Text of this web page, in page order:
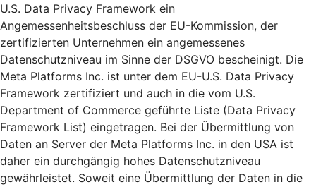
U.S. Data Privacy Framework ein
Angemessenheitsbeschluss der EU-Kommission, der
zertifizierten Unternehmen ein angemessenes
Datenschutzniveau im Sinne der DSGVO bescheinigt. Die
Meta Platforms Inc. ist unter dem EU-U.S. Data Privacy
Framework zertifiziert und auch in die vom U.S.
Department of Commerce geführte Liste (Data Privacy
Framework List) eingetragen. Bei der Übermittlung von
Daten an Server der Meta Platforms Inc. in den USA ist
daher ein durchgängig hohes Datenschutzniveau
gewährleistet. Soweit eine Übermittlung der Daten in die